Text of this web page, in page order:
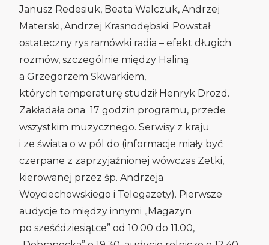
Janusz Redesiuk, Beata Walczuk, Andrzej
Materski, Andrzej Krasnodębski. Powstał
ostateczny rys ramówki radia – efekt długich
rozmów, szczególnie między Haliną
a Grzegorzem Skwarkiem,
których temperaturę studził Henryk Drozd.
Zakładała ona 17 godzin programu, przede
wszystkim muzycznego. Serwisy z kraju
i ze świata o w pól do (informacje miały być
czerpane z zaprzyjaźnionej wówczas Zetki,
kierowanej przez śp. Andrzeja
Woyciechowskiego i Telegazety). Pierwsze
audycje to między innymi „Magazyn
po sześćdziesiątce” od 10.00 do 11.00,